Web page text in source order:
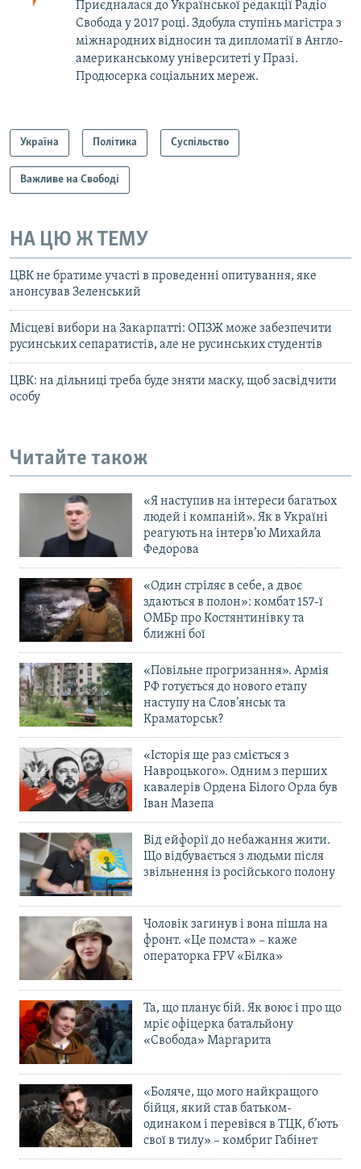
Приєдналася до Української редакції Радіо
Свобода у 2017 році. Здобула ступінь магістра з
міжнародних відносин та дипломатії в Англо-
американському університеті у Празі.
Продюсерка соціальних мереж.
Україна Політика Суспільство
Важливе на Свободі
НА ЦЮ Ж ТЕМУ
ЦВК не братиме участі в проведенні опитування, яке
анонсував Зеленський
Місцеві вибори на Закарпатті: ОПЗЖ може забезпечити
русинських сепаратистів, але не русинських студентів
ЦВК: на дільниці треба буде зняти маску, щоб засвідчити
особу
Читайте також
«Я наступив на інтереси багатьох
людей і компаній». Як в Україні
реагують на інтерв’ю Михайла
Федорова
«Один стріляє в себе, а двоє
здаються в полон»: комбат 157-ї
ОМБр про Костянтинівку та
ближні бої
«Повільне прогризання». Армія
РФ готується до нового етапу
наступу на Слов’янськ та
Краматорськ?
«Історія ще раз сміється з
Навроцького». Одним з перших
кавалерів Ордена Білого Орла був
Іван Мазепа
Від ейфорії до небажання жити.
Що відбувається з людьми після
звільнення із російського полону
Чоловік загинув і вона пішла на
фронт. «Це помста» – каже
операторка FPV «Білка»
Та, що планує бій. Як воює і про що
мріє офіцерка батальйону
«Свобода» Маргарита
«Боляче, що мого найкращого
бійця, який став батьком-
одинаком і перевівся в ТЦК, б’ють
свої в тилу» – комбриг Габінет